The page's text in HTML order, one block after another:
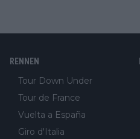
RENNEN
Tour Down Under
Tour de France
Vuelta a España
Giro d'Italia